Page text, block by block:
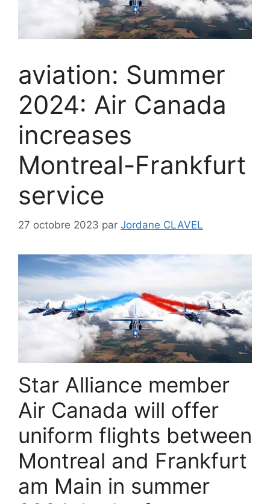
aviation: Summer
2024: Air Canada
increases
Montreal-Frankfurt
service
27 octobre 2023 par Jordane CLAVEL
Star Alliance member
Air Canada will offer
uniform flights between
Montreal and Frankfurt
am Main in summer